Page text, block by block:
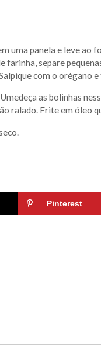
uma panela e leve ao
farinha, separe
com o orégano
as bolinhas
ralado. Frite em óleo
Pinterest